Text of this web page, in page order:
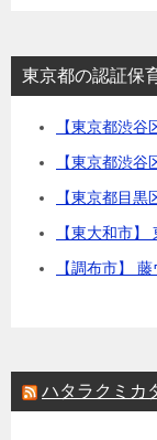
東京都の認証保
【東京都渋
【東京都渋
【東京都目
【東大和市】
【調布市】
ハタラクミカ